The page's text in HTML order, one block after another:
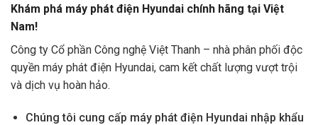
Khám phá máy phát điện Hyundai chính hãng tại Việt
Nam!
Công ty Cổ phần Công nghệ Việt Thanh – nhà phân phối độc
quyền máy phát điện Hyundai, cam kết chất lượng vượt trội
và dịch vụ hoàn hảo.
Chúng tôi cung cấp máy phát điện Hyundai nhập khẩu